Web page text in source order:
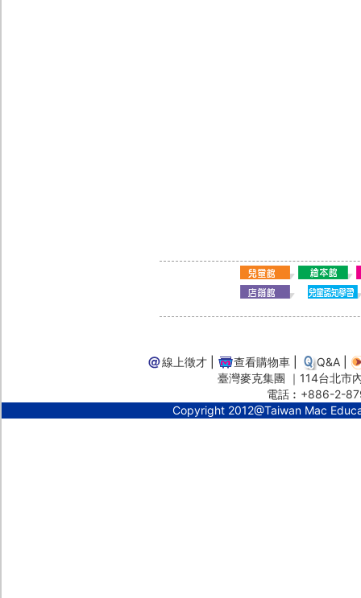
線上徵才 查看購物車 Q&A
臺灣麥克集團 ｜114台北
電話︰+886-2-
Copyright 2012@Taiwan Mac